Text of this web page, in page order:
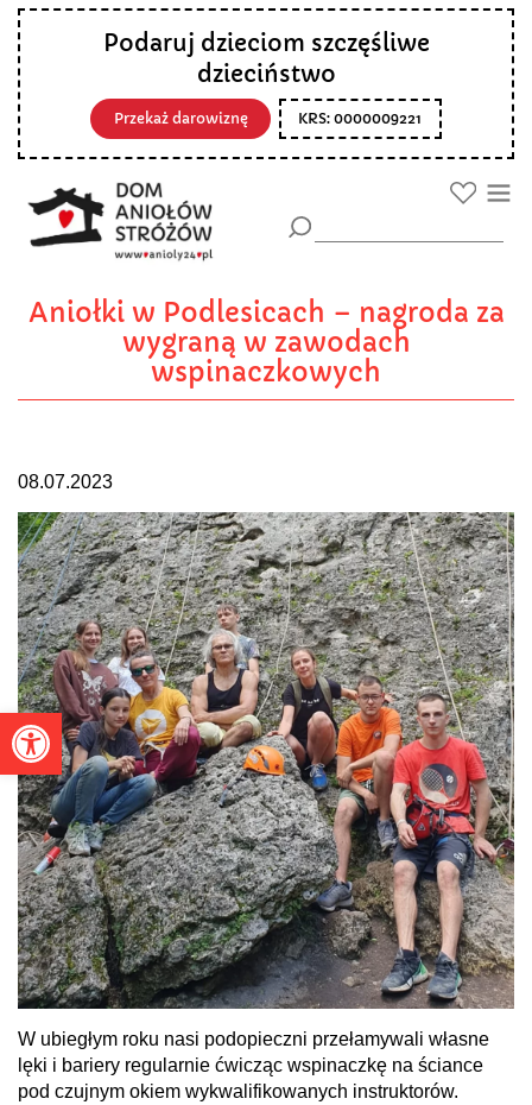
Otwórz pasek narzędzi
Podaruj dzieciom szczęśliwe
dzieciństwo
Przekaż darowiznę KRS: 0000009221
Aniołki w Podlesicach – nagroda za
wygraną w zawodach
wspinaczkowych
08.07.2023
W ubiegłym roku nasi podopieczni przełamywali własne
lęki i bariery regularnie ćwicząc wspinaczkę na ściance
pod czujnym okiem wykwalifikowanych instruktorów.